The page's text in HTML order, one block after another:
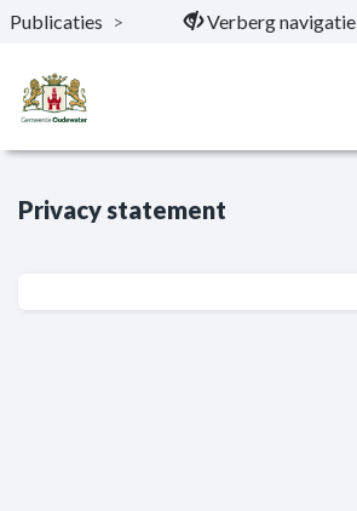
Naar hoofdinhoud
Publicaties > Verberg navigatie
Privacy statement